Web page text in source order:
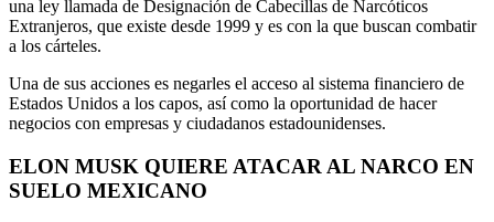
una ley llamada de Designación de Cabecillas de Narcóticos
Extranjeros, que existe desde 1999 y es con la que buscan combatir
a los cárteles.
Una de sus acciones es negarles el acceso al sistema financiero de
Estados Unidos a los capos, así como la oportunidad de hacer
negocios con empresas y ciudadanos estadounidenses.
ELON MUSK QUIERE ATACAR AL NARCO EN
SUELO MEXICANO